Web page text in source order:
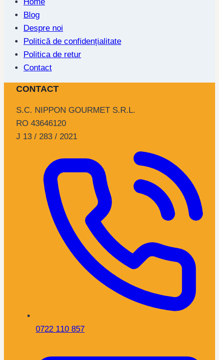
Blog
Despre noi
Politică de confidențialitate
Politica de retur
Contact
CONTACT
S.C. NIPPON GOURMET S.R.L.
RO 43646120
J 13 / 283 / 2021
0722 110 857